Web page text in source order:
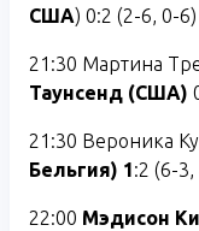
США) 0:2 (2-6, 0-6)
21:30 Мартина
Таунсенд (США)
21:30 Вероника
Бельгия) 1 :2 (6-
22:00 Мэдисон